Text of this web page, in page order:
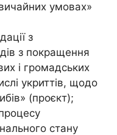
умовах»
з
з покращення
і громадських
укриттів, щодо
(проєкт);
стану